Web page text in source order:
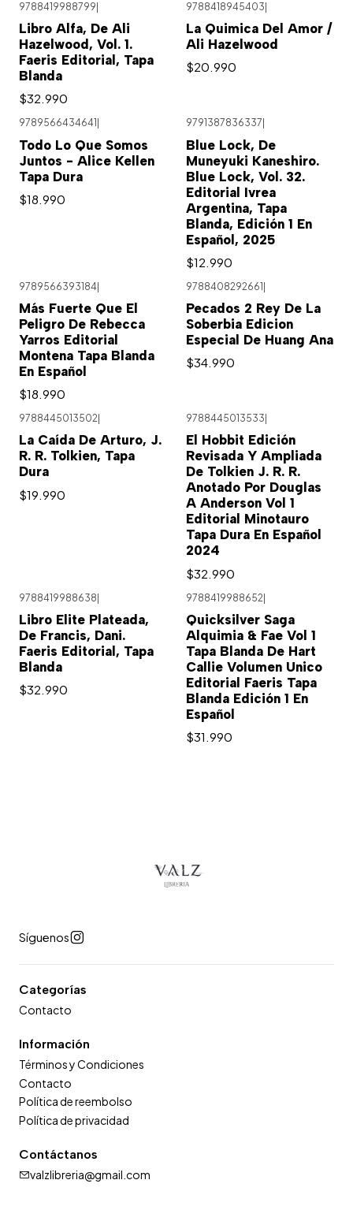
9788419988799
Libro Alfa, De Ali
Hazelwood, Vol. 1.
Faeris Editorial, Tapa
Blanda
$32.990
9788418945403
La Quimica Del Amor /
Ali Hazelwood
$20.990
9789566434641
Todo Lo Que Somos
Juntos - Alice Kellen
Tapa Dura
$18.990
9791387836337
Blue Lock, De
Muneyuki Kaneshiro.
Blue Lock, Vol. 32.
Editorial Ivrea
Argentina, Tapa
Blanda, Edición 1 En
Español, 2025
$12.990
9789566393184
Más Fuerte Que El
Peligro De Rebecca
Yarros Editorial
Montena Tapa Blanda
En Español
$18.990
9788408292661
Pecados 2 Rey De La
Soberbia Edicion
Especial De Huang Ana
$34.990
9788445013502
La Caída De Arturo, J.
R. R. Tolkien, Tapa
Dura
$19.990
9788445013533
El Hobbit Edición
Revisada Y Ampliada
De Tolkien J. R. R.
Anotado Por Douglas
A Anderson Vol 1
Editorial Minotauro
Tapa Dura En Español
2024
$32.990
9788419988638|
Libro Elite Plateada,
De Francis, Dani.
Faeris Editorial, Tapa
Blanda
$32.990
9788419988652|
Quicksilver Saga
Alquimia & Fae Vol 1
Tapa Blanda De Hart
Callie Volumen Unico
Editorial Faeris Tapa
Blanda Edición 1 En
Español
$31.990
Síguenos
Categorías
Contacto
Información
Términos y Condiciones
Contacto
Política de reembolso
Política de privacidad
Contáctanos
valzlibreria@gmail.com